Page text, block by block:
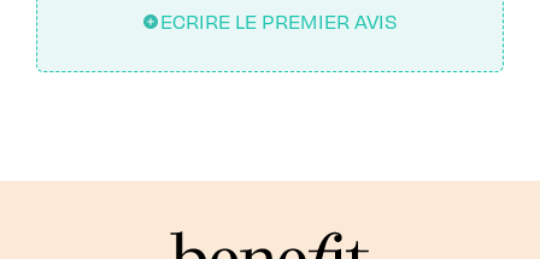
ECRIRE LE PREMIER AVIS